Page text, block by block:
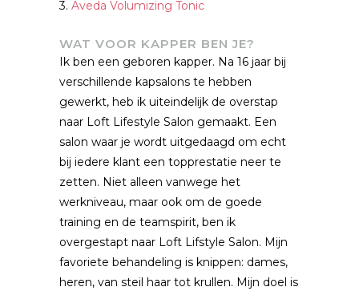
3. Aveda Volumizing Tonic
WAT VOOR KAPPER BEN JE?
Ik ben een geboren kapper. Na 16 jaar bij
verschillende kapsalons te hebben
gewerkt, heb ik uiteindelijk de overstap
naar Loft Lifestyle Salon gemaakt. Een
salon waar je wordt uitgedaagd om echt
bij iedere klant een topprestatie neer te
zetten. Niet alleen vanwege het
werkniveau, maar ook om de goede
training en de teamspirit, ben ik
overgestapt naar Loft Lifstyle Salon. Mijn
favoriete behandeling is knippen: dames,
heren, van steil haar tot krullen. Mijn doel is